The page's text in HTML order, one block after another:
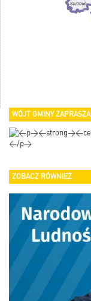
WÓJT GMINY ZAPRASZA
ZOBACZ RÓWNIEŻ